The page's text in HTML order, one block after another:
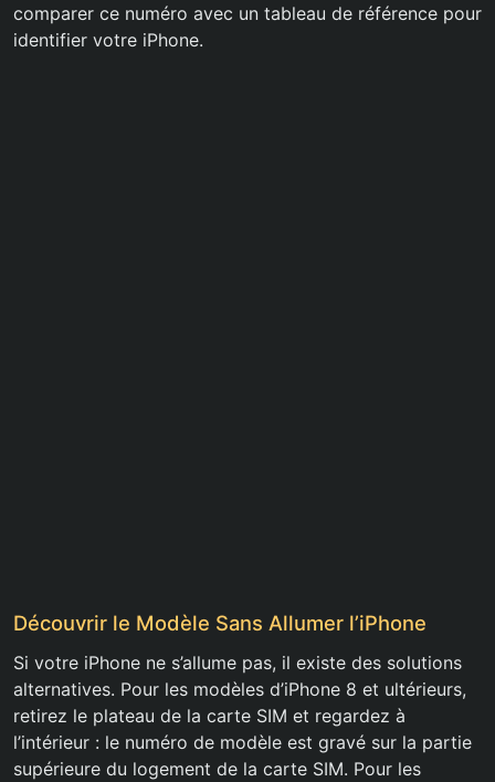
comparer ce numéro avec un tableau de référence pour
identifier votre iPhone.
Découvrir le Modèle Sans Allumer l’iPhone
Si votre iPhone ne s’allume pas, il existe des solutions
alternatives. Pour les modèles d’iPhone 8 et ultérieurs,
retirez le plateau de la carte SIM et regardez à
l’intérieur : le numéro de modèle est gravé sur la partie
supérieure du logement de la carte SIM. Pour les